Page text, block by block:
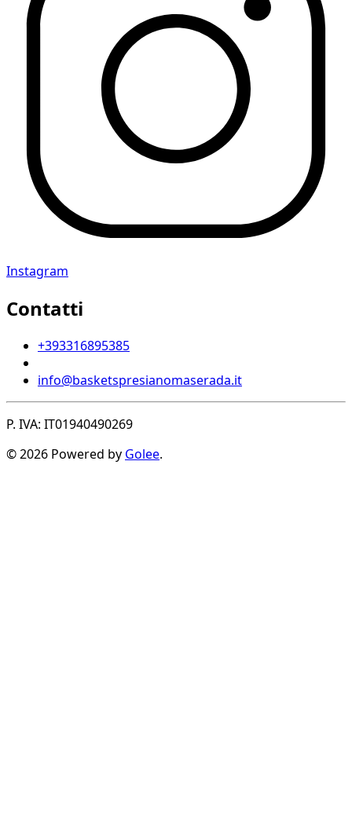
Instagram
Contatti
+393316895385
info@basketspresianomaserada.it
P. IVA: IT01940490269
© 2026 Powered by Golee.